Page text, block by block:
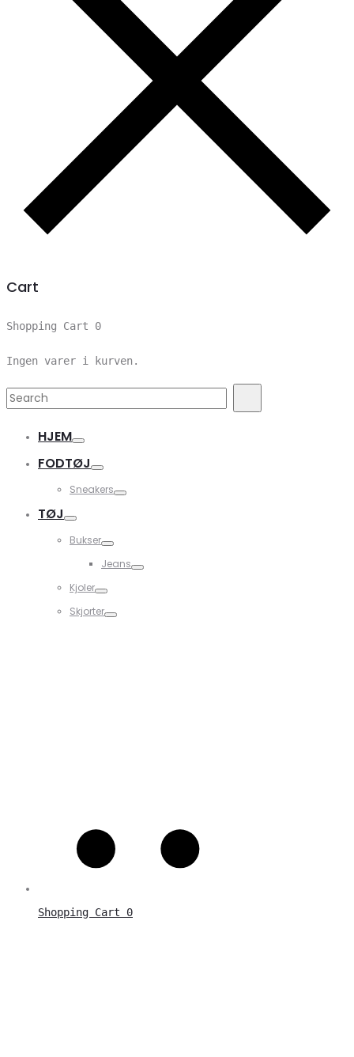
Cart
Shopping Cart 0
Ingen varer i kurven.
Search
HJEM
FODTØJ
Sneakers
TØJ
Bukser
Jeans
Kjoler
Skjorter
Shopping Cart 0